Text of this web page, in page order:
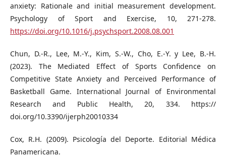
anxiety: Rationale and initial measurement development.
Psychology of Sport and Exercise, 10, 271-278.
https://doi.org/10.1016/j.psychsport.2008.08.001
Chun, D.-R., Lee, M.-Y., Kim, S.-W., Cho, E.-Y. y Lee, B.-H.
(2023). The Mediated Effect of Sports Confidence on
Competitive State Anxiety and Perceived Performance of
Basketball Game. International Journal of Environmental
Research and Public Health, 20, 334. https://
doi.org/10.3390/ijerph20010334
Cox, R.H. (2009). Psicología del Deporte. Editorial Médica
Panamericana.